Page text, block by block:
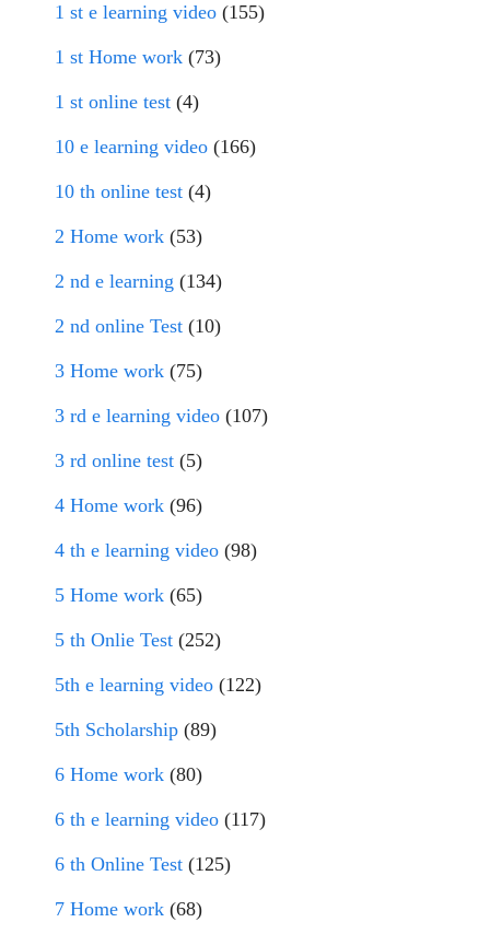
1 st e learning video (155)
1 st Home work (73)
1 st online test (4)
10 e learning video (166)
10 th online test (4)
2 Home work (53)
2 nd e learning (134)
2 nd online Test (10)
3 Home work (75)
3 rd e learning video (107)
3 rd online test (5)
4 Home work (96)
4 th e learning video (98)
5 Home work (65)
5 th Onlie Test (252)
5th e learning video (122)
5th Scholarship (89)
6 Home work (80)
6 th e learning video (117)
6 th Online Test (125)
7 Home work (68)